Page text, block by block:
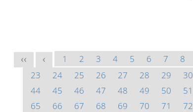
<< < 1 2 3 4 5 6 7 8
23
24 25 26 27 28 29 30
44
45 46 47 48 49 50 51
65
66 67 68 69 70 71 72